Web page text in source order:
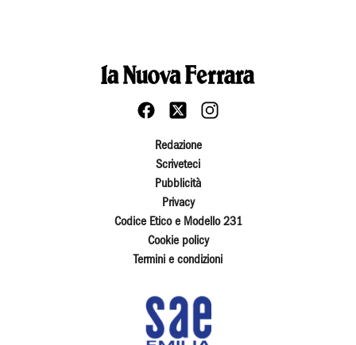
Redazione
Scriveteci
Pubblicità
Privacy
Codice Etico e Modello 231
Cookie policy
Termini e condizioni